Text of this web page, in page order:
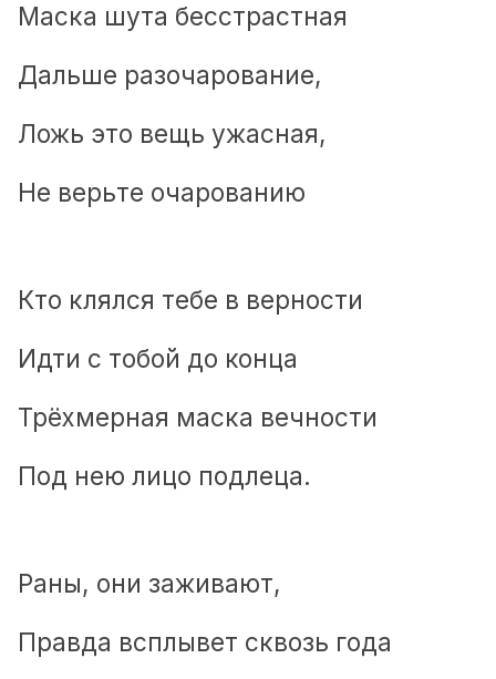
Маска шута бесстрастная
Дальше разочарование,
Ложь это вещь ужасная,
Не верьте очарованию
Кто клялся тебе в верности
Идти с тобой до конца
Трёхмерная маска вечности
Под нею лицо подлеца.
Раны, они заживают,
Правда всплывет сквозь года